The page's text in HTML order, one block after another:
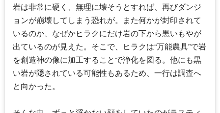
岩は非常に硬く、無理に壊そうとすれば、再びダンジ
ョンが崩壊してしまう恐れが。また何かが封印されて
いるのか、なぜかヒラクにだけ岩の下から黒いもやが
出ているのが見えた。そこで、ヒラクは“万能農具”で岩
を創造神の像に加工することで浄化を図る。他にも黒
い岩が隠されている可能性もあるため、一行は調査へ
と向かった。